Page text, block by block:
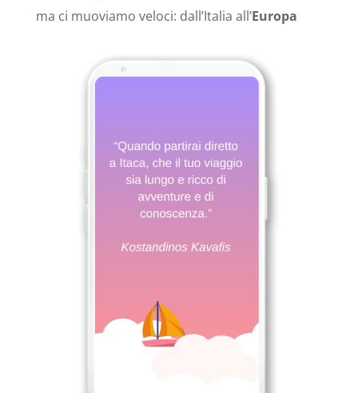
ma ci muoviamo veloci: dall’Italia all’Europa